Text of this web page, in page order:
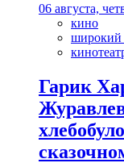
06 августа,
кино
широкий
Гарик